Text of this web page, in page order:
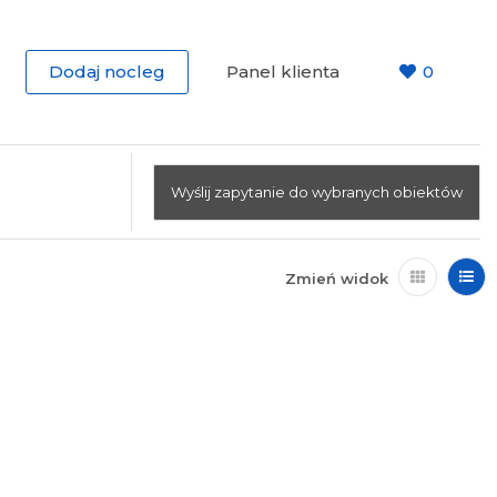
Dodaj nocleg Panel klienta 0
Wyślij zapytanie do wybranych obiektów
Zmień widok